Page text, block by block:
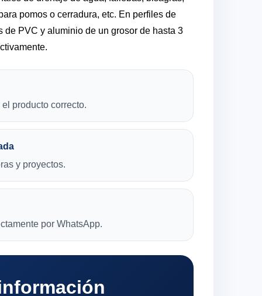
pomos o cerradura, etc. En perfiles de
de PVC y aluminio de un grosor de hasta 3
producto correcto.
y proyectos.
por WhatsApp.